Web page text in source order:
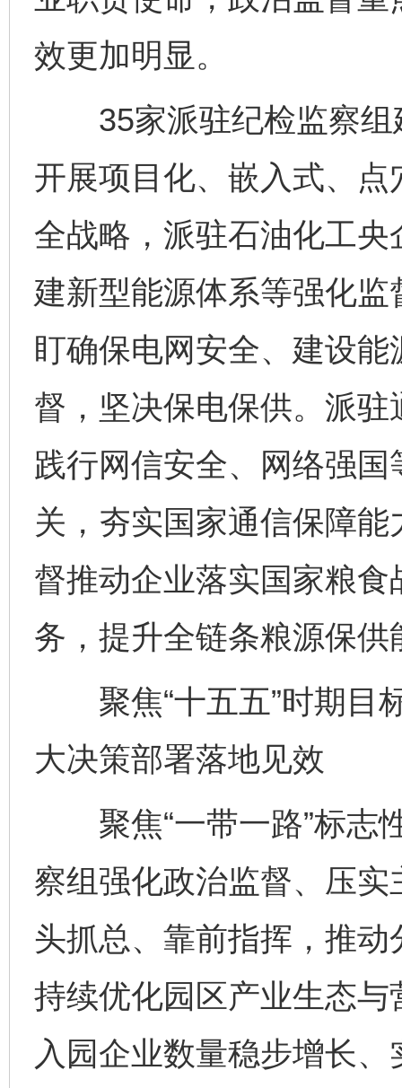
效更加明显。
35家派驻纪检监察组
开展项目化、嵌入式、
全战略，派驻石油化工
建新型能源体系等强化
盯确保电网安全、建设
督，坚决保电保供。派
践行网信安全、网络强
关，夯实国家通信保障
督推动企业落实国家粮
务，提升全链条粮源保供
聚焦“十五五”时期目
大决策部署落地见效
聚焦“一带一路”标志
察组强化政治监督、压
头抓总、靠前指挥，推
持续优化园区产业生态
入园企业数量稳步增长